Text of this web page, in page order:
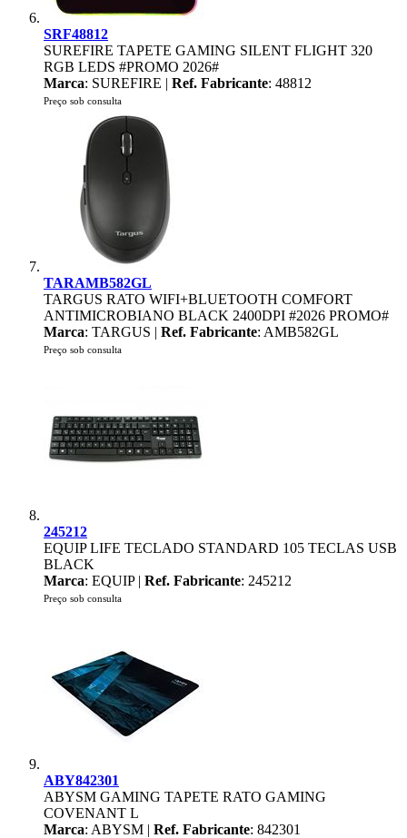
SRF48812
SUREFIRE TAPETE GAMING SILENT FLIGHT 320
RGB LEDS #PROMO 2026#
Marca: SUREFIRE | Ref. Fabricante: 48812
Preço sob consulta
TARAMB582GL
TARGUS RATO WIFI+BLUETOOTH COMFORT
ANTIMICROBIANO BLACK 2400DPI #2026 PROMO#
Marca: TARGUS | Ref. Fabricante: AMB582GL
Preço sob consulta
245212
EQUIP LIFE TECLADO STANDARD 105 TECLAS USB
BLACK
Marca: EQUIP | Ref. Fabricante: 245212
Preço sob consulta
ABY842301
ABYSM GAMING TAPETE RATO GAMING
COVENANT L
Marca: ABYSM | Ref. Fabricante: 842301